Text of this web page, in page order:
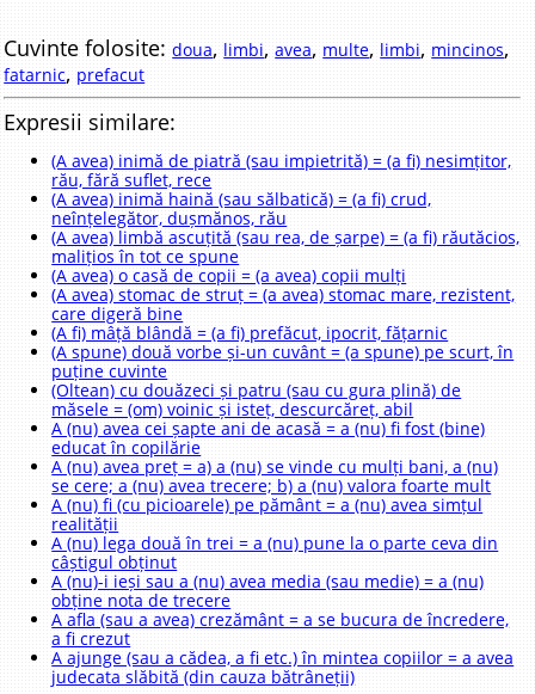
Cuvinte folosite:doua, limbi,avea, multe, limbi, mincinos,
fatarnic, prefacut
Expresii similare:
(A avea) inimă de piatră (sau impietrită) = (a fi) nesimțitor,
rău, fără suflet, rece
(A avea) inimă haină (sau sălbatică) = (a fi) crud,
neînțelegător, dușmănos, rău
(A avea) limbă ascuțită (sau rea, de șarpe) = (a fi) răutăcios,
malițios în tot ce spune
(A avea) o casă de copii = (a avea) copii mulți
(A avea) stomac de struț = (a avea) stomac mare, rezistent,
care digeră bine
(A fi) mâță blândă = (a fi) prefăcut, ipocrit, fățarnic
(A spune) două vorbe și-un cuvânt = (a spune) pe scurt, în
puține cuvinte
(Oltean) cu douăzeci și patru (sau cu gura plină) de
măsele = (om) voinic și isteț, descurcăreț, abil
A (nu) avea cei șapte ani de acasă = a (nu) fi fost (bine)
educat în copilărie
A (nu) avea preț = a) a (nu) se vinde cu mulți bani, a (nu)
se cere; a (nu) avea trecere; b) a (nu) valora foarte mult
A (nu) fi (cu picioarele) pe pământ = a (nu) avea simțul
realității
A (nu) lega două în trei = a (nu) pune la o parte ceva din
câștigul obținut
A (nu)-i ieși sau a (nu) avea media (sau medie) = a (nu)
obține nota de trecere
A afla (sau a avea) crezământ = a se bucura de încredere,
a fi crezut
A ajunge (sau a cădea, a fi etc.) în mintea copiilor = a avea
judecata slăbită (din cauza bătrâneții)